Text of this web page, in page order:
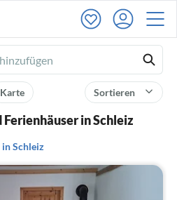
Sortieren
Karte
in Schleiz
Schleiz